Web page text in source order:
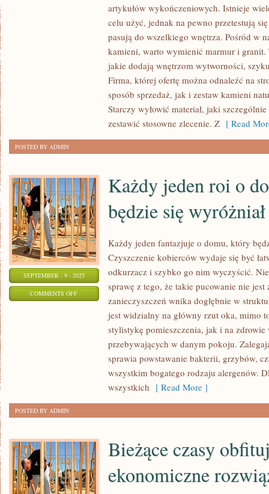
O
NICH
MÓWI
artykułów wykończeniowych. Istnieje
celu użyć, jednak na pewno przetestują
pasują do wszelkiego wnętrza. Pośród w
kamieni, warto wymienić marmur i
jakie dodają wnętrzom wytworności,
Firma, której ofertę można odnaleźć na
sposób sprzedaż, jak i zestaw kamieni
Starczy wyłowić materiał, jaki
zestawić stosowne zlecenie. Z [ Read
POSTED BY ADMIN
SEPTEMBER - 9 - 2025
COMMENTS OFFON
NA
TLE
INNYCH
Każdy jeden roi o
będzie się
Każdy jeden fantazjuje o domu, który
Czyszczenie kobierców wydaje się być
odkurzacz i szybko go nim wyczyścić.
sprawę z tego, że takie pucowanie nie jest
zanieczyszczeń wnika dogłębnie w
jest widzialny na główny rzut oka, mimo
stylistykę pomieszczenia, jak i na zdrowie
przebywających w danym pokoju.
sprawia powstawanie bakterii, grzybów,
wszystkim bogatego rodzaju alergenów.
wszystkich [ Read More ]
POSTED BY ADMIN
Bieżące czasy
ekonomiczne